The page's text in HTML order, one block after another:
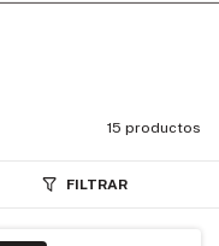
15 productos
FILTRAR